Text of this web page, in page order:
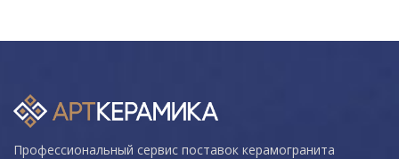
Профессиональный сервис поставок керамогранита